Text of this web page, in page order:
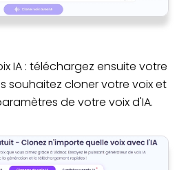
IA : téléchargez ensuite votre
souhaitez cloner votre voix et
de votre voix d'IA.